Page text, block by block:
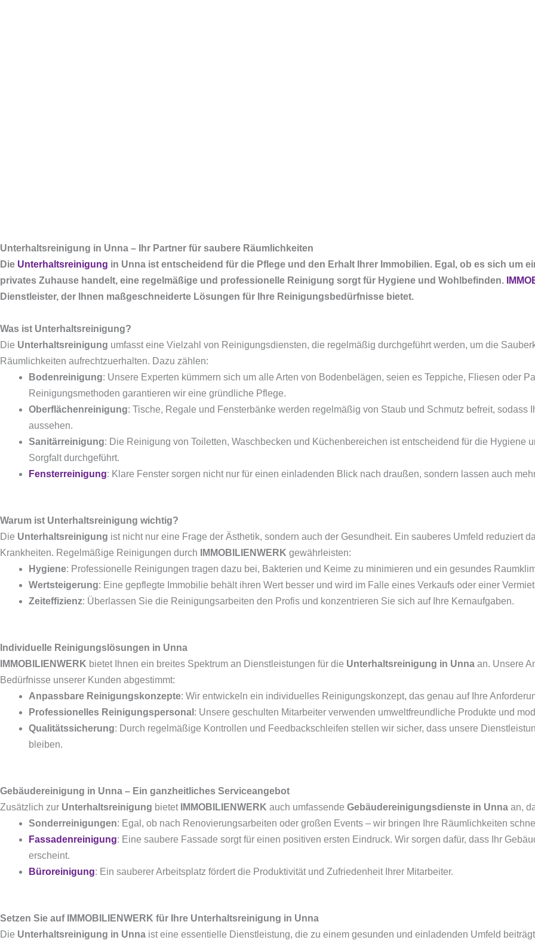
Unterhaltsreinigung in Unna – Ihr Partner für saubere Räumlichkeiten
Die Unterhaltsreinigung in Unna ist entscheidend für die Pflege und den Erhalt Ihrer Immobilien. Egal, ob es sich um
privates Zuhause handelt, eine regelmäßige und professionelle Reinigung sorgt für Hygiene und Wohlbefinden.
Dienstleister, der Ihnen maßgeschneiderte Lösungen für Ihre Reinigungsbedürfnisse bietet.
Was ist Unterhaltsreinigung?
Die Unterhaltsreinigung umfasst eine Vielzahl von Reinigungsdiensten, die regelmäßig durchgeführt werden, um die
Räumlichkeiten aufrechtzuerhalten. Dazu zählen:
Bodenreinigung: Unsere Experten kümmern sich um alle Arten von Bodenbelägen, seien es Teppiche, Fliesen oder
Reinigungsmethoden garantieren wir eine gründliche Pflege.
Oberflächenreinigung: Tische, Regale und Fensterbänke werden regelmäßig von Staub und Schmutz befreit, sodass
aussehen.
Sanitärreinigung: Die Reinigung von Toiletten, Waschbecken und Küchenbereichen ist entscheidend für die Hygiene
Sorgfalt durchgeführt.
Fensterreinigung: Klare Fenster sorgen nicht nur für einen einladenden Blick nach draußen, sondern lassen auch
Warum ist Unterhaltsreinigung wichtig?
Die Unterhaltsreinigung ist nicht nur eine Frage der Ästhetik, sondern auch der Gesundheit. Ein sauberes Umfeld reduziert
Krankheiten. Regelmäßige Reinigungen durch
IMMOBILIENWERK gewährleisten:
Hygiene: Professionelle Reinigungen tragen dazu bei, Bakterien und Keime zu minimieren und ein gesundes
Wertsteigerung: Eine gepflegte Immobilie behält ihren Wert besser und wird im Falle eines Verkaufs oder einer
Zeiteffizienz: Überlassen Sie die Reinigungsarbeiten den Profis und konzentrieren Sie sich auf Ihre Kernaufgaben.
Individuelle Reinigungslösungen in Unna
IMMOBILIENWERK bietet Ihnen ein breites Spektrum an Dienstleistungen für die Unterhaltsreinigung in Unna an. Unsere
Bedürfnisse unserer Kunden abgestimmt:
Anpassbare Reinigungskonzepte: Wir entwickeln ein individuelles Reinigungskonzept, das genau auf Ihre
Professionelles Reinigungspersonal : Unsere geschulten Mitarbeiter verwenden umweltfreundliche Produkte und
Qualitätssicherung: Durch regelmäßige Kontrollen und Feedbackschleifen stellen wir sicher, dass unsere
bleiben.
Gebäudereinigung in Unna – Ein ganzheitliches Serviceangebot
Zusätzlich zur Unterhaltsreinigung bietet IMMOBILIENWERK auch umfassende Gebäudereinigungsdienste in Unna an,
Sonderreinigungen: Egal, ob nach Renovierungsarbeiten oder großen Events – wir bringen Ihre Räumlichkeiten
Fassadenreinigung: Eine saubere Fassade sorgt für einen positiven ersten Eindruck. Wir sorgen dafür, dass Ihr
erscheint.
Büroreinigung: Ein sauberer Arbeitsplatz fördert die Produktivität und Zufriedenheit Ihrer Mitarbeiter.
Setzen Sie auf IMMOBILIENWERK für Ihre Unterhaltsreinigung in Unna
Die Unterhaltsreinigung in Unna ist eine essentielle Dienstleistung, die zu einem gesunden und einladenden Umfeld